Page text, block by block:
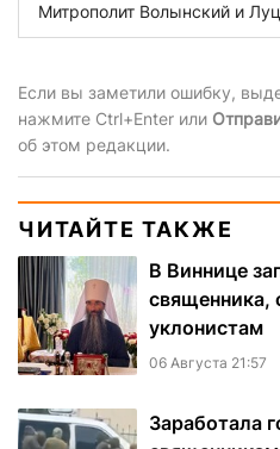
Митрополит Волынский и
Если вы заметили ошибку,
нажмите Ctrl+Enter или
об этом редакции.
ЧИТАЙТЕ ТАКЖЕ
В Виннице
священника,
уклонистам
06 Августа 21:57
Заработала